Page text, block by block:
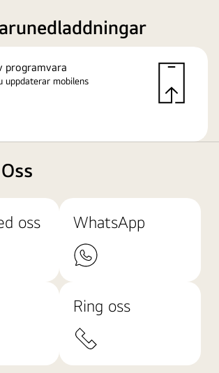
programvara
uppdaterar mobilens
oss WhatsApp
Ring oss